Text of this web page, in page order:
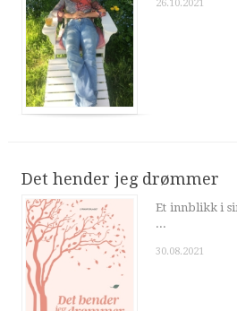
26.10.2021
Det hender jeg drømmer
Et innblikk i
...
30.08.2021